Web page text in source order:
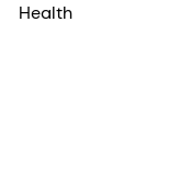
Health